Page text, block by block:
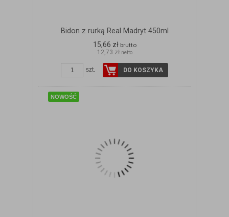
Bidon z rurką Real Madryt 450ml
15,66 zł brutto
12,73 zł netto
szt. DO KOSZYKA
ZOBACZ SZCZEGÓŁY
NOWOŚĆ